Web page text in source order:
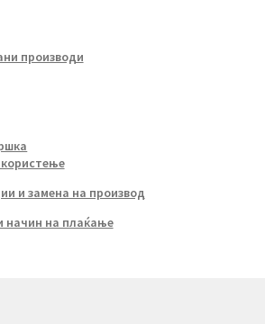
производи
и замена на производ
начин на плаќање